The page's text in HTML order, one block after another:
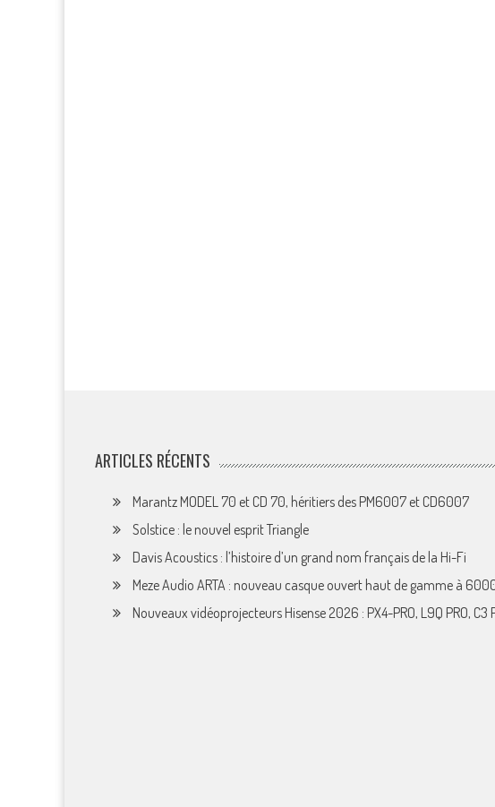
ARTICLES RÉCENTS
Marantz MODEL 70 et CD 70, héritiers des PM6007 et CD6007
Solstice : le nouvel esprit Triangle
Davis Acoustics : l’histoire d’un grand nom français de la Hi-Fi
Meze Audio ARTA : nouveau casque ouvert haut de gamme à
Nouveaux vidéoprojecteurs Hisense 2026 : PX4-PRO, L9Q PRO, C3